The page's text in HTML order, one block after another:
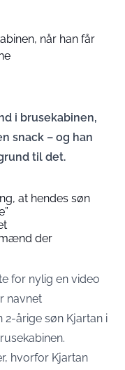
i brusekabinen,
snack – og han
til det.
at hendes søn
der
for nylig en video
navnet
2-årige søn Kjartan i
hvorfor Kjartan